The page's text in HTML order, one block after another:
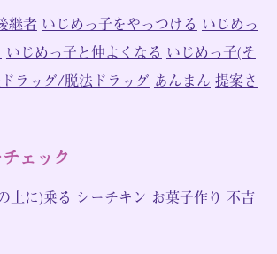
継者 いじめっ子をやっつける いじめっ
いじめっ子と仲よくなる いじめっ子(そ
ラッグ/脱法ドラッグ あんまん 提案さ
ェック
上に)乗る シーチキン お菓子作り 不吉